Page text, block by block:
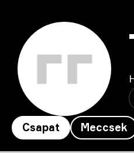
Csapat Meccsek